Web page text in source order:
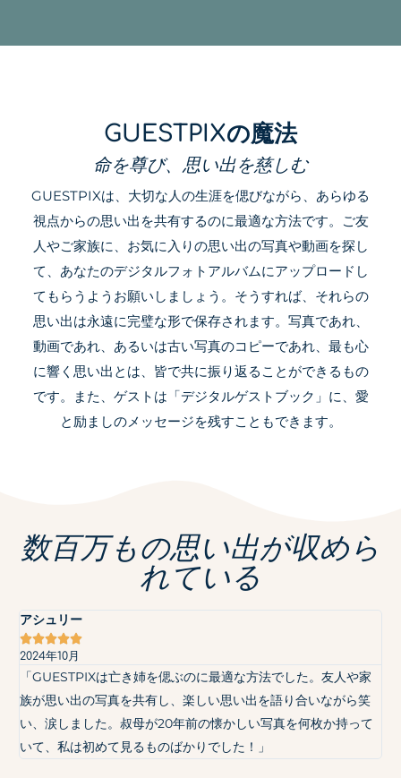
GUESTPIXの魔法
命を尊び、思い出を慈しむ
GUESTPIXは、大切な人の生涯を偲びながら、あらゆる
視点からの思い出を共有するのに最適な方法です。ご友
人やご家族に、お気に入りの思い出の写真や動画を探し
て、あなたのデジタルフォトアルバムにアップロードし
てもらうようお願いしましょう。そうすれば、それらの
思い出は永遠に完璧な形で保存されます。写真であれ、
動画であれ、あるいは古い写真のコピーであれ、最も心
に響く思い出とは、皆で共に振り返ることができるもの
です。また、ゲストは「デジタルゲストブック」に、愛
と励ましのメッセージを残すこともできます。
数百万もの思い出が収めら
れている
アシュリー

2024年10月
「GUESTPIXは亡き姉を偲ぶのに最適な方法でした。友人や家
族が思い出の写真を共有し、楽しい思い出を語り合いながら笑
い、涙しました。叔母が20年前の懐かしい写真を何枚か持って
いて、私は初めて見るものばかりでした！」